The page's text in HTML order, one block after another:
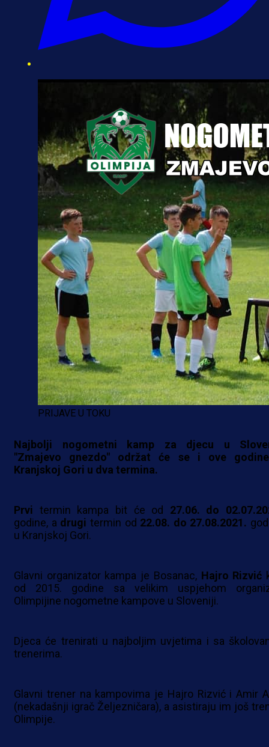
PRIJAVE U TOKU
Najbolji nogometni kamp za djecu u
"Zmajevo gnezdo" održat će se i ove
Kranjskoj Gori u dva termina.
Prvi termin kampa bit će od 27.06. do
godine, a drugi termin od 22.08. do 27.08.2021.
u Kranjskoj Gori.
Glavni organizator kampa je Bosanac, Hajro Rizvić
od 2015. godine sa velikim uspjehom
Olimpijine nogometne kampove u Sloveniji.
Djeca će trenirati u najboljim uvjetima i sa
trenerima.
Glavni trener na kampovima je Hajro Rizvić i Amir
(nekadašnji igrač Željezničara), a asistiraju im još
Olimpije.